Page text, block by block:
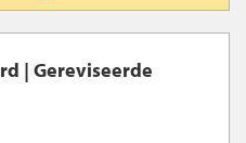
| Gereviseerde